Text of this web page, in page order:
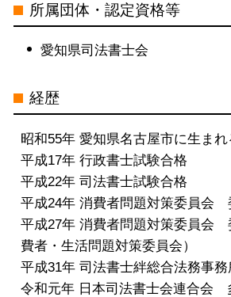
阜県
借金問題 司法書士 電話
重県
特定調停 司法書士 電話
村区
特定調停 司法書士 電話
古屋市
債務整理 司法書士 電話
阜県
特定調停 司法書士 電話
知県
所属団体・認定資格等
愛知県司法書士会
経歴
昭和55年 愛知県名古屋市に生まれ
平成17年 行政書士試験合格
平成22年 司法書士試験合格
平成24年 消費者問題対策委員会
平成27年 消費者問題対策委員会
費者・生活問題対策委員会）
平成31年 司法書士絆総合法務事務
令和元年 日本司法書士会連合会